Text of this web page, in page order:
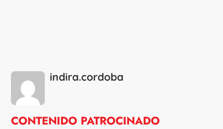
indira.cordoba
CONTENIDO PATROCINADO